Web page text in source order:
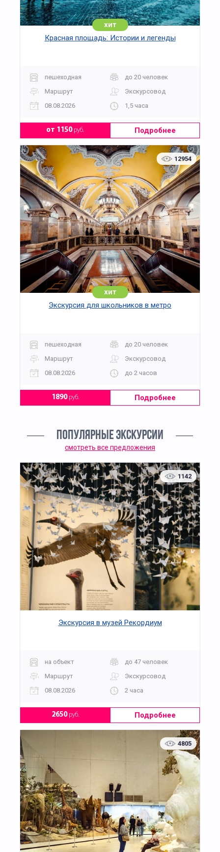
хит
Красная площадь: Истории и легенды
пешеходная
до 20 человек
Маршрут
Экскурсовод
08.08.2026
1,5 часа
от 1150руб. Подробнее
12954
хит
Экскурсия для школьников в метро
пешеходная
до 20 человек
Маршрут
Экскурсовод
08.08.2026
до 2 часов
1890руб. Подробнее
ПОПУЛЯРНЫЕ ЭКСКУРСИИ
смотреть все предложения
1142
Экскурсия в музей Рекордиум
на объект
до 47 человек
Маршрут
Экскурсовод
08.08.2026
2 часа
2650руб. Подробнее
4805